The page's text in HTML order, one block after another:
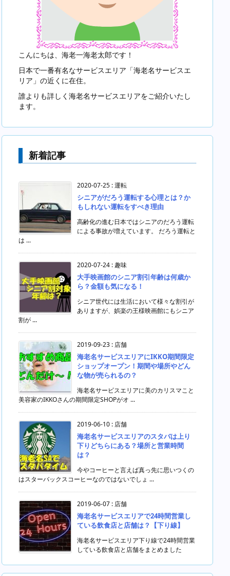
こんにちは、海老一海老太郎です！
日本で一番有名なサービスエリア「海老名サービスエ
リア」の近くに在住。
誰よりも詳しく海老名サービスエリアをご紹介いたし
ます。
新着記事
2020-07-25 :運転
シニアがだろう運転する心理とは？か
もしれない運転をすべき理由
高齢化の進む日本ではシニアのだろう運転
による事故が増えています。 だろう運転と
は ...
2020-07-24 : 趣味
大手映画館のシニア割引年齢は何歳か
ら？金額も気になる！
シニア世代には生活において様々な割引が
ありますが、娯楽の王様映画館にもシニア
割が ...
2019-09-23 : 店舗
海老名サービスエリアにIKKO期間限定
ショップオープン！期間や場所やどん
な物が売られるの？
海老名サービスエリアに美のカリスマこと
美容家のIKKOさんの期間限定SHOPがオ ...
2019-06-10 : 店舗
海老名サービスエリアのスタバは上り
下りどちらにある？場所と営業時間
は？
今やコーヒーと言えば真っ先に思いつくの
はスターバックスコーヒーなのではないでしょ ...
2019-06-07 : 店舗
海老名サービスエリアで24時間営業し
ている飲食店と店舗は？【下り線】
海老名サービスエリア下り線で24時間営業
している飲食店と店舗をまとめました